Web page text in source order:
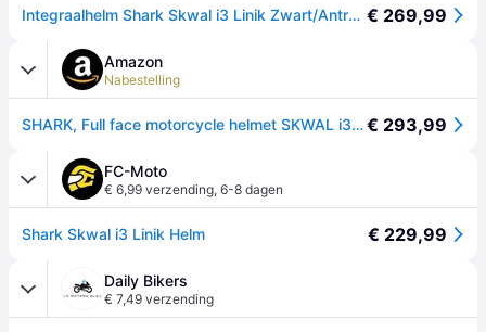
Integraalhelm Shark Skwal i3 Linik Zwart/Antraciet/RoodL € 269,99
Amazon
Nabestelling
SHARK, Full face motorcycle helmet SKWAL i3 LINIK KAR, M€ 293,99
FC-Moto
€ 6,99 verzending, 6-8 dagen
Shark Skwal i3 Linik Helm € 229,99
Daily Bikers
€ 7,49 verzending